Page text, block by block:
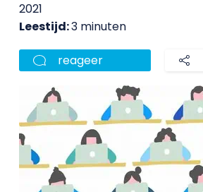
2021
Leestijd:3 minuten
reageer